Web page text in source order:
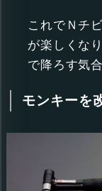
これでＮチ
が楽しくな
で降ろす気
モンキーを